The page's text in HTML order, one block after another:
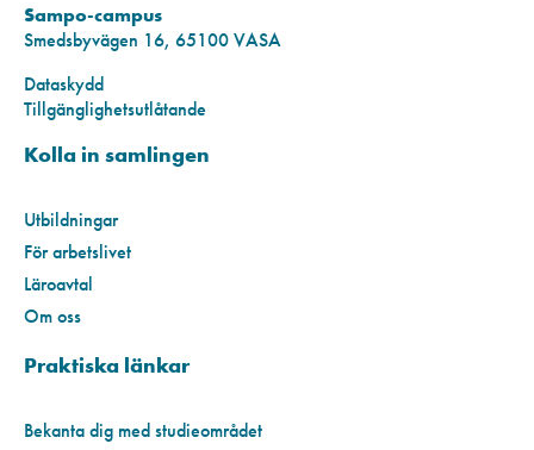
Sampo-campus
Smedsbyvägen 16, 65100 VASA
Dataskydd
Tillgänglighetsutlåtande
Kolla in samlingen
Utbildningar
För arbetslivet
Läroavtal
Om oss
Praktiska länkar
Bekanta dig med studieområdet